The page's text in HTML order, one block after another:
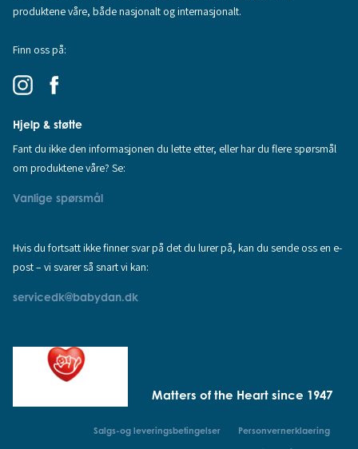
produktene våre, både nasjonalt og internasjonalt.
Finn oss på:
Hjelp & støtte
Fant du ikke den informasjonen du lette etter, eller har du flere spørsmål
om produktene våre? Se:
Vanlige spørsmål
Hvis du fortsatt ikke finner svar på det du lurer på, kan du sende oss en e-
post – vi svarer så snart vi kan:
servicedk@babydan.dk
Matters of the Heart since 1947
Salgs-og leveringsbetingelser
Personvernerklaering